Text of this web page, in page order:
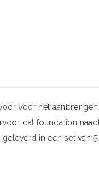
voor het
dat foundation
in een set van 5.